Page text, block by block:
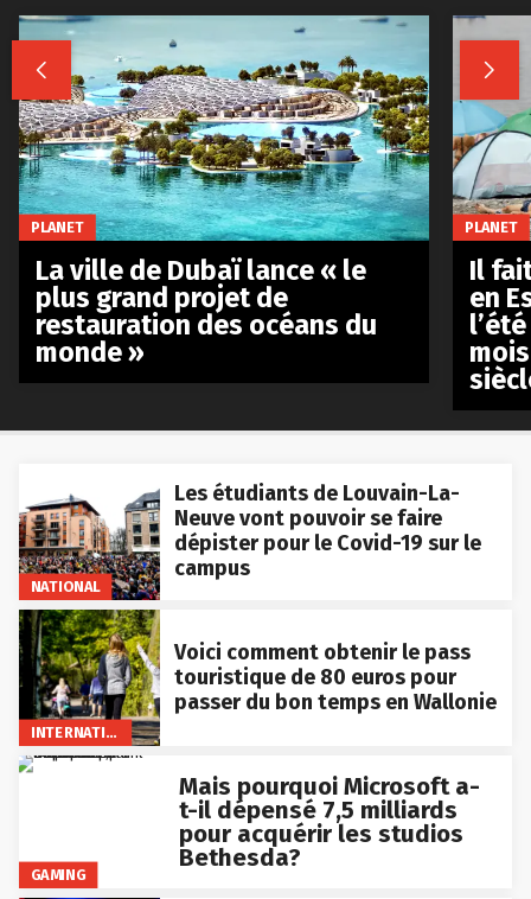
NATIONAL
Les étudiants de Louvain-La-
Neuve vont pouvoir se faire
dépister pour le Covid-19 sur le
campus
Voici comment obtenir le pass
touristique de 80 euros pour
passer du bon temps en Wallonie
GAMING
Mais pourquoi Microsoft a-
t-il dépensé 7,5 milliards
pour acquérir les studios
Bethesda?
 
PLANET
La ville de Dubaï lance « le
plus grand projet de
restauration des océans du
monde »
PLANET
Il
en